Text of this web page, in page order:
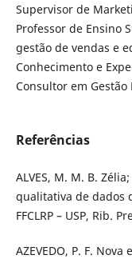
Supervisor de
Professor de Ensino
gestão de vendas e
Conhecimento e
Consultor em
Referências
ALVES, M. M. B.
qualitativa de dados
FFCLRP – USP, Rib.
AZEVEDO, P. F.